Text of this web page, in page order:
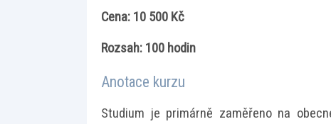
Cena: 10 500 Kč
Rozsah: 100 hodin
Anotace kurzu
Studium je primárně zaměřeno na